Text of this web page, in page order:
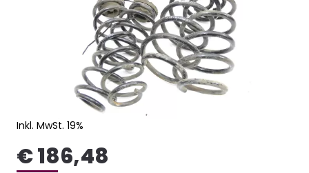
Inkl. MwSt. 19%
€ 186,48